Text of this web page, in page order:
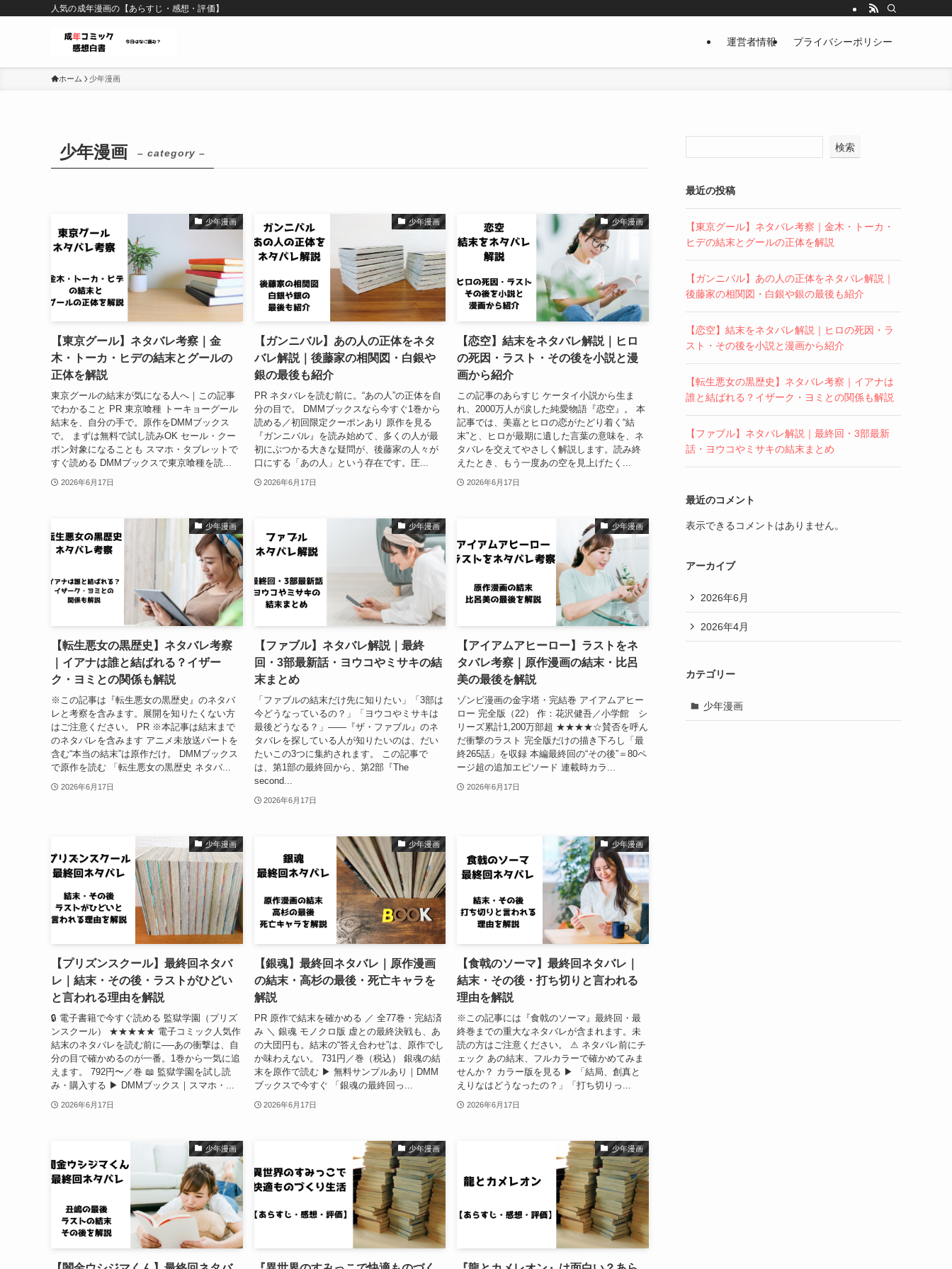
人気の成年漫画の【あらすじ・感想・評価】
運営者情報 プライバシーポリシー
ホーム 少年漫画
少年漫画 – category –
少年漫画
【東京グール】ネタバレ考察｜金
木・トーカ・ヒデの結末とグールの
正体を解説
東京グールの結末が気になる人へ｜この記事
でわかること PR 東京喰種 トーキョーグール
結末を、自分の手で。原作をDMMブックス
で。 まずは無料で試し読みOK セール・クー
ポン対象になることも スマホ・タブレットで
すぐ読める DMMブックスで東京喰種を読...
2026年6月17日
少年漫画
【ガンニバル】あの人の正体をネタ
バレ解説｜後藤家の相関図・白銀や
銀の最後も紹介
PR ネタバレを読む前に。“あの人”の正体を自
分の目で。 DMMブックスなら今すぐ1巻から
読める／初回限定クーポンあり 原作を見る
『ガンニバル』を読み始めて、多くの人が最
初にぶつかる大きな疑問が、後藤家の人々が
口にする「あの人」という存在です。圧...
2026年6月17日
少年漫画
【恋空】結末をネタバレ解説｜ヒロ
の死因・ラスト・その後を小説と漫
画から紹介
この記事のあらすじ ケータイ小説から生ま
れ、2000万人が涙した純愛物語『恋空』。 本
記事では、美嘉とヒロの恋がたどり着く“結
末”と、ヒロが最期に遺した言葉の意味を、ネ
タバレを交えてやさしく解説します。読み終
えたとき、もう一度あの空を見上げたく...
2026年6月17日
少年漫画
【転生悪女の黒歴史】ネタバレ考察
｜イアナは誰と結ばれる？イザー
ク・ヨミとの関係も解説
※この記事は『転生悪女の黒歴史』のネタバ
レと考察を含みます。展開を知りたくない方
はご注意ください。 PR ※本記事は結末まで
のネタバレを含みます アニメ未放送パートを
含む“本当の結末”は原作だけ。 DMMブックス
で原作を読む 「転生悪女の黒歴史 ネタバ...
2026年6月17日
少年漫画
【ファブル】ネタバレ解説｜最終
回・3部最新話・ヨウコやミサキの結
末まとめ
「ファブルの結末だけ先に知りたい」「3部は
今どうなっているの？」「ヨウコやミサキは
最後どうなる？」——『ザ・ファブル』のネ
タバレを探している人が知りたいのは、だい
たいこの3つに集約されます。 この記事で
は、第1部の最終回から、第2部『The
second...
2026年6月17日
少年漫画
【アイアムアヒーロー】ラストをネ
タバレ考察｜原作漫画の結末・比呂
美の最後を解説
ゾンビ漫画の金字塔・完結巻 アイアムアヒー
ロー 完全版（22） 作：花沢健吾／小学館 シ
リーズ累計1,200万部超 ★★★★☆賛否を呼ん
だ衝撃のラスト 完全版だけの描き下ろし「最
終265話」を収録 本編最終回の“その後”＝80ペ
ージ超の追加エピソード 連載時カラ...
2026年6月17日
少年漫画
【プリズンスクール】最終回ネタバ
レ｜結末・その後・ラストがひどい
と言われる理由を解説
🔒 電子書籍で今すぐ読める 監獄学園（プリズ
ンスクール） ★★★★★ 電子コミック人気作
結末のネタバレを読む前に──あの衝撃は、自
分の目で確かめるのが一番。1巻から一気に追
えます。 792円〜／巻 📖 監獄学園を試し読
み・購入する ▶ DMMブックス｜スマホ・...
2026年6月17日
少年漫画
【銀魂】最終回ネタバレ｜原作漫画
の結末・高杉の最後・死亡キャラを
解説
PR 原作で結末を確かめる ／ 全77巻・完結済
み ＼ 銀魂 モノクロ版 虚との最終決戦も、あ
の大団円も。結末の“答え合わせ”は、原作でし
か味わえない。 731円／巻（税込） 銀魂の結
末を原作で読む ▶ 無料サンプルあり｜DMM
ブックスで今すぐ 「銀魂の最終回っ...
2026年6月17日
少年漫画
【食戟のソーマ】最終回ネタバレ｜
結末・その後・打ち切りと言われる
理由を解説
※この記事には『食戟のソーマ』最終回・最
終巻までの重大なネタバレが含まれます。未
読の方はご注意ください。 ⚠ ネタバレ前にチ
ェック あの結末、フルカラーで確かめてみま
せんか？ カラー版を見る ▶ 「結局、創真と
えりなはどうなったの？」「打ち切りっ...
2026年6月17日
少年漫画 少年漫画 少年漫画
検索
最近の投稿
【東京グール】ネタバレ考察｜金木・トーカ・
ヒデの結末とグールの正体を解説
【ガンニバル】あの人の正体をネタバレ解説｜
後藤家の相関図・白銀や銀の最後も紹介
【恋空】結末をネタバレ解説｜ヒロの死因・ラ
スト・その後を小説と漫画から紹介
【転生悪女の黒歴史】ネタバレ考察｜イアナは
誰と結ばれる？イザーク・ヨミとの関係も解説
【ファブル】ネタバレ解説｜最終回・3部最新
話・ヨウコやミサキの結末まとめ
最近のコメント
表示できるコメントはありません。
アーカイブ
2026年6月
2026年4月
カテゴリー
少年漫画